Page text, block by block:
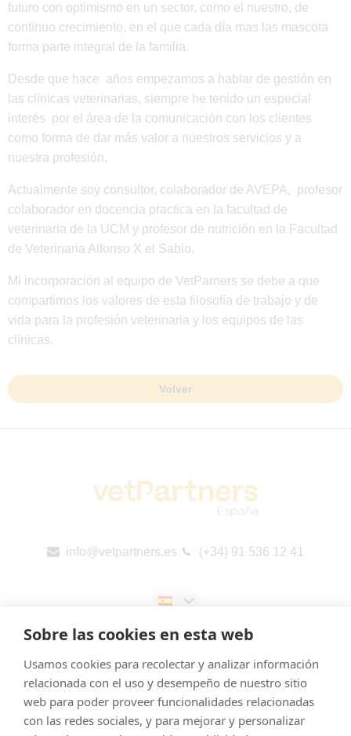
Sobre las cookies en esta web
Usamos cookies para recolectar y analizar información
relacionada con el uso y desempeño de nuestro sitio
web para poder proveer funcionalidades relacionadas
con las redes sociales, y para mejorar y personalizar
futuro con optimismo en un sector, como el nuestro, de
continuo crecimiento, en el que cada día mas las mascota
forma parte integral de la familia.
Desde que hace años empezamos a hablar de gestión en
las clínicas veterinarias, siempre he tenido un especial
interés por el área de la comunicación con los clientes
como forma de dar más valor a nuestros servicios y a
nuestra profesión.
Actualmente soy consultor, colaborador de AVEPA, profesor
colaborador en docencia practica en la facultad de
veterinaria de la UCM y profesor de nutrición en la Facultad
de Veterinaria Alfonso X el Sabio.
Mi incorporación al equipo de VetParners se debe a que
compartimos los valores de esta filosofía de trabajo y de
vida para la profesión veterinaria y los equipos de las
clínicas.
Volver
info@vetpartners.es (+34) 91 536 12 41
Aviso legal
Cookies